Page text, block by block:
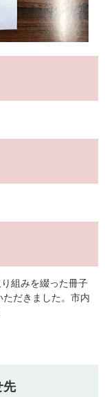
組みを綴った冊子
ただきました。市内
先